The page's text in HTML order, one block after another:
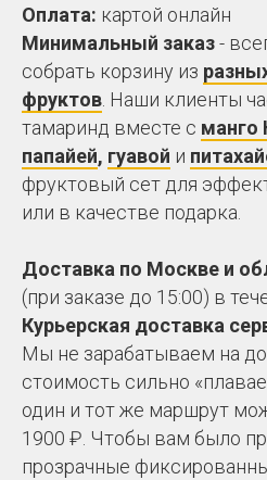
Оплата: картой онлайн
Минимальный заказ-
собрать корзину из
фруктов . Наши клиенты
тамаринд вместе с
папайей, гуавой и
фруктовый сет для
или в качестве подарка.
Доставка по Москве и
(при заказе до 15:00) в
Курьерская доставка
Мы не зарабатываем на
стоимость сильно
один и тот же маршрут
1900 ₽. Чтобы вам было
прозрачные